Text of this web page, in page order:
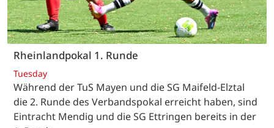
Rheinlandpokal 1. Runde
Tuesday
Während der TuS Mayen und die SG Maifeld-Elztal
die 2. Runde des Verbandspokal erreicht haben, sind
Eintracht Mendig und die SG Ettringen bereits in der